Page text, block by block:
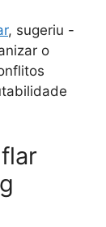
, sugeriu -
o